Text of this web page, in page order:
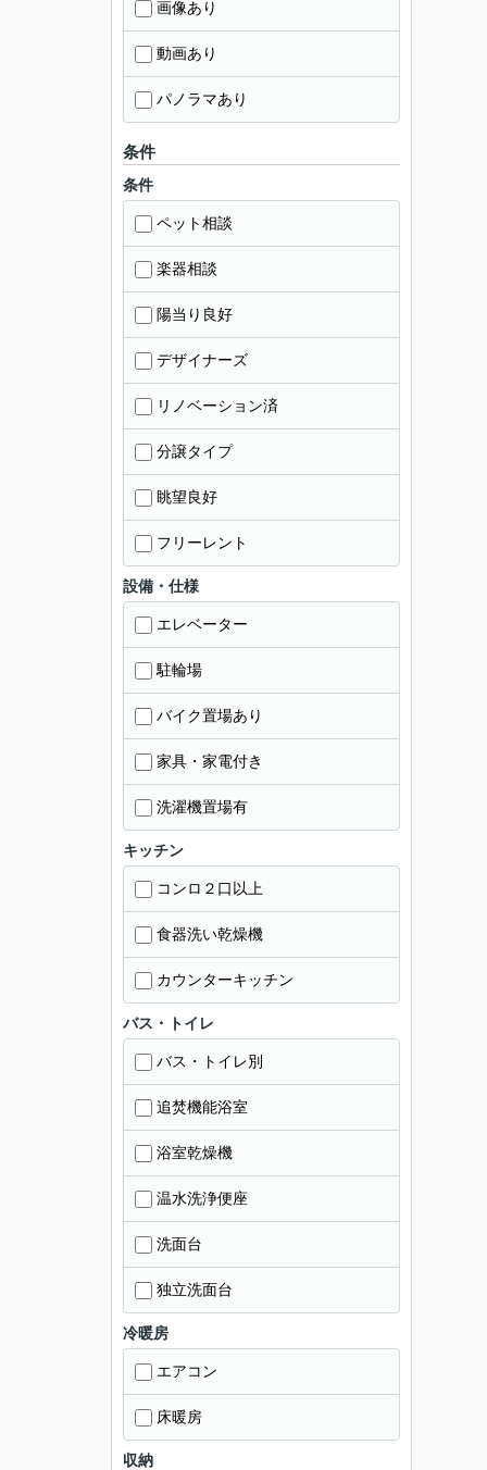
画像あり
動画あり
パノラマあり
条件
条件
ペット相談
楽器相談
陽当り良好
デザイナーズ
リノベーション済
分譲タイプ
眺望良好
フリーレント
設備・仕様
エレベーター
駐輪場
バイク置場あり
家具・家電付き
洗濯機置場有
キッチン
コンロ２口以上
食器洗い乾燥機
カウンターキッチン
バス・トイレ
バス・トイレ別
追焚機能浴室
浴室乾燥機
温水洗浄便座
洗面台
独立洗面台
冷暖房
エアコン
床暖房
収納